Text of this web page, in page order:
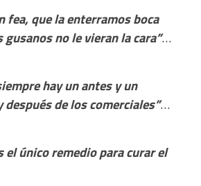
fea, que la enterramos boca
no le vieran la cara”…
hay un antes y un
de los comerciales”…
el único remedio para curar el